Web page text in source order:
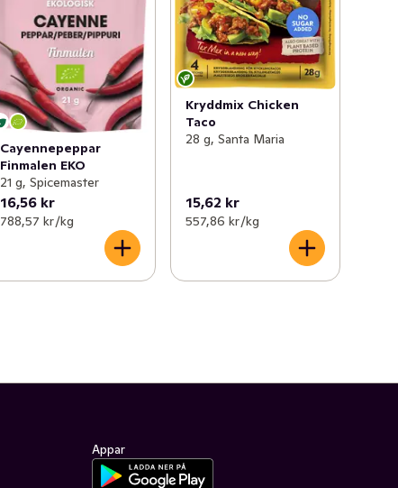
Cayennepeppar
Finmalen EKO
21 g, Spicemaster
16,56 kr
788,57 kr /kg
Kryddmix Chicken
Taco
28 g, Santa Maria
15,62 kr
557,86 kr /kg
Appar